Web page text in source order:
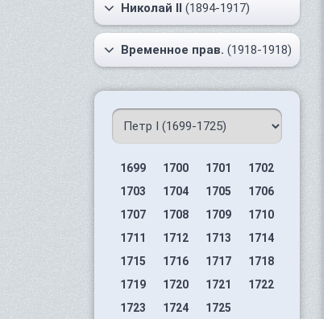
Николай II (1894-1917)
Временное прав. (1918-1918)
1699 1700 1701
1702
1703
1704 1705
1706
1707
1708 1709
1710
1711
1712 1713
1714
1715
1716 1717
1718
1719
1720 1721
1722
1723
1724 1725